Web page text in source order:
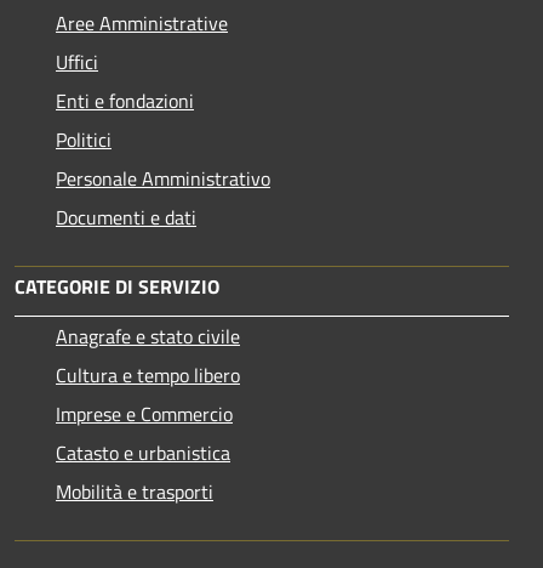
Aree Amministrative
Uffici
Enti e fondazioni
Politici
Personale Amministrativo
Documenti e dati
CATEGORIE DI SERVIZIO
Anagrafe e stato civile
Cultura e tempo libero
Imprese e Commercio
Catasto e urbanistica
Mobilità e trasporti